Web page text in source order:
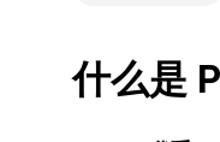
什么是